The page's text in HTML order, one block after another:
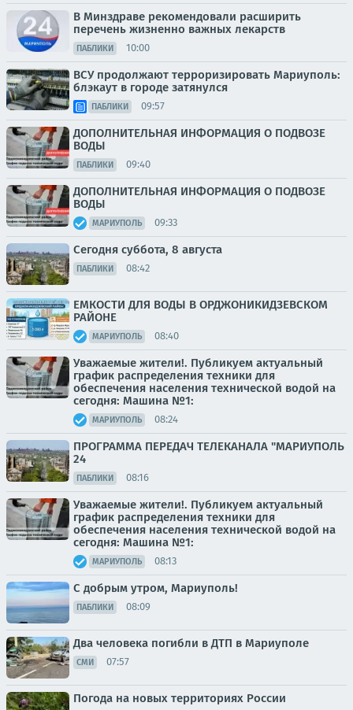
В Минздраве рекомендовали расширить
перечень жизненно важных лекарств
ПАБЛИКИ 10:00
ВСУ продолжают терроризировать Мариуполь:
блэкаут в городе затянулся
ПАБЛИКИ 09:57
ДОПОЛНИТЕЛЬНАЯ ИНФОРМАЦИЯ О ПОДВОЗЕ
ВОДЫ
ПАБЛИКИ 09:40
ДОПОЛНИТЕЛЬНАЯ ИНФОРМАЦИЯ О ПОДВОЗЕ
ВОДЫ
МАРИУПОЛЬ 09:33
Сегодня суббота, 8 августа
ПАБЛИКИ 08:42
ЕМКОСТИ ДЛЯ ВОДЫ В ОРДЖОНИКИДЗЕВСКОМ
РАЙОНЕ
МАРИУПОЛЬ 08:40
Уважаемые жители!. Публикуем актуальный
график распределения техники для
обеспечения населения технической водой на
сегодня: Машина №1:
МАРИУПОЛЬ 08:24
ПРОГРАММА ПЕРЕДАЧ ТЕЛЕКАНАЛА "МАРИУПОЛЬ
24
ПАБЛИКИ 08:16
Уважаемые жители!. Публикуем актуальный
график распределения техники для
обеспечения населения технической водой на
сегодня: Машина №1:
МАРИУПОЛЬ 08:13
С добрым утром, Мариуполь!
ПАБЛИКИ 08:09
Два человека погибли в ДТП в Мариуполе
СМИ 07:57
Погода на новых территориях России